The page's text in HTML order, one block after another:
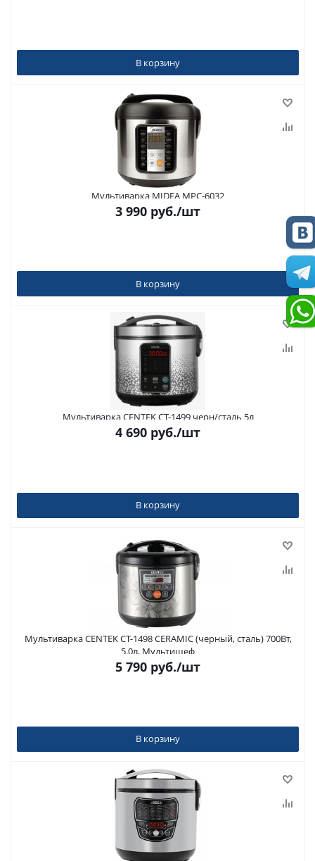
В корзину
Мультиварка MIDEA MPC-6032
3 990 руб./шт
В корзину
Мультиварка CENTEK CT-1499 черн/сталь 5л
4 690 руб./шт
В корзину
Мультиварка CENTEK CT-1498 CERAMIC (черный, сталь) 700Вт,
5.0л, Мультишеф
5 790 руб./шт
В корзину